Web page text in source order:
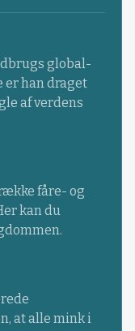
global-
er han draget
af verdens
fåre- og
kan du
at alle mink i